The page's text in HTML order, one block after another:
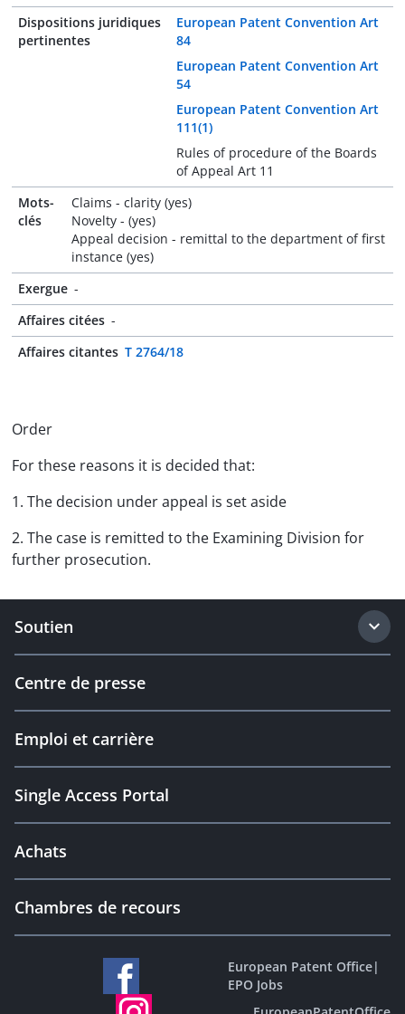
Dispositions juridiques
pertinentes
European Patent Convention Art
84
European Patent Convention Art
54
European Patent Convention Art
111(1)
Rules of procedure of the Boards
of Appeal Art 11
Mots-
clés
Claims - clarity (yes)
Novelty - (yes)
Appeal decision - remittal to the department of first
instance (yes)
Exergue -
Affaires citées -
Affaires citantes T 2764/18
Order
For these reasons it is decided that:
1. The decision under appeal is set aside
2. The case is remitted to the Examining Division for
further prosecution.
Soutien
Centre de presse
Emploi et carrière
Single Access Portal
Achats
Chambres de recours
European Patent Office|
EPO Jobs